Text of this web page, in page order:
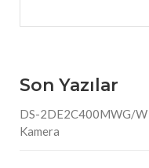
Son Yazılar
DS-2DE2C400MWG/W
Kamera